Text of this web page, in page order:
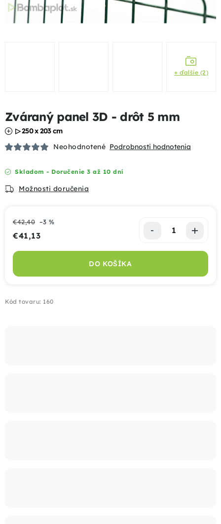
Akcie a výhody
Kontakt
Podhrabové dosky
Uzlové pletivá
Bránky a brány
Tieniace prvky
Dizajnové oplotenia
Skladom - Doručenie 3 až 10 dní
Možnosti doručenia
€42,40 –3 %
€41,13
DO KOŠÍKA
Kód tovaru: 160
Zváraný panel 3D - drôt 5 mm
▷ 250 x 203 cm
Neohodnotené Podrobnosti hodnotenia
+ ďalšie (2)